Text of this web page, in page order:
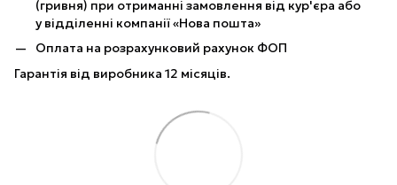
(гривня) при отриманні замовлення від кур'єра або
у відділенні компанії «Нова пошта»
Оплата на розрахунковий рахунок ФОП
Гарантія від виробника 12 місяців.